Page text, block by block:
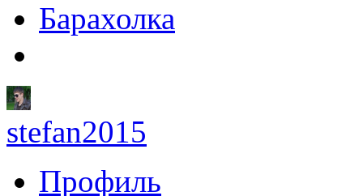
Барахолка
stefan2015
Профиль